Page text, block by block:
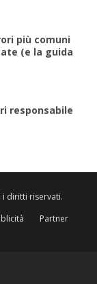
più comuni
(e la guida
responsabile
diritti riservati.
Partner